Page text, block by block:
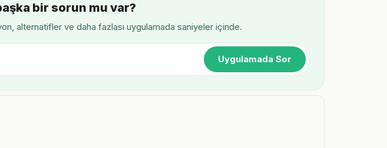
bir sorun mu var?
alternatifler ve daha fazlası uygulamada saniyeler içinde.
Uygulamada Sor